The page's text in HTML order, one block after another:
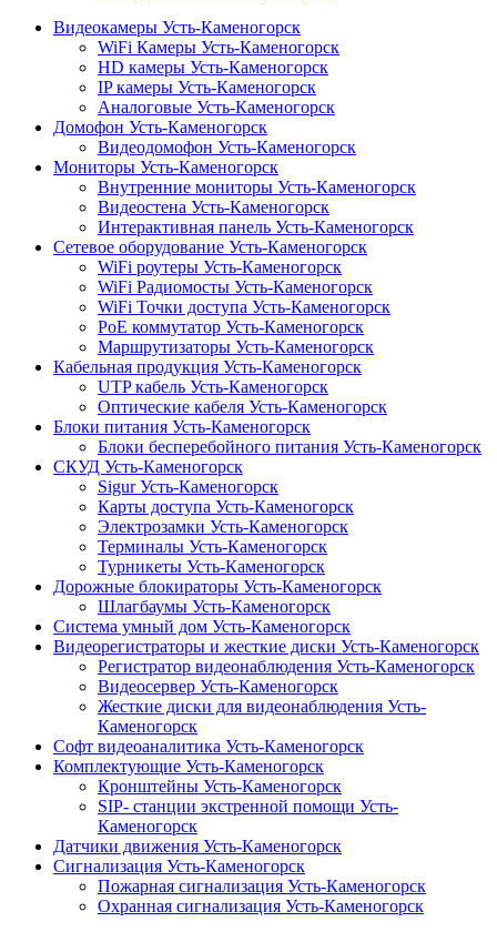
Видеокамеры Усть-Каменогорск
WiFi Камеры Усть-Каменогорск
HD камеры Усть-Каменогорск
IP камеры Усть-Каменогорск
Аналоговые Усть-Каменогорск
Домофон Усть-Каменогорск
Видеодомофон Усть-Каменогорск
Мониторы Усть-Каменогорск
Внутренние мониторы Усть-Каменогорск
Видеостена Усть-Каменогорск
Интерактивная панель Усть-Каменогорск
Сетевое оборудование Усть-Каменогорск
WiFi роутеры Усть-Каменогорск
WiFi Радиомосты Усть-Каменогорск
WiFi Точки доступа Усть-Каменогорск
PoE коммутатор Усть-Каменогорск
Маршрутизаторы Усть-Каменогорск
Кабельная продукция Усть-Каменогорск
UTP кабель Усть-Каменогорск
Оптические кабеля Усть-Каменогорск
Блоки питания Усть-Каменогорск
Блоки бесперебойного питания Усть-Каменогорск
СКУД Усть-Каменогорск
Sigur Усть-Каменогорск
Карты доступа Усть-Каменогорск
Электрозамки Усть-Каменогорск
Терминалы Усть-Каменогорск
Турникеты Усть-Каменогорск
Дорожные блокираторы Усть-Каменогорск
Шлагбаумы Усть-Каменогорск
Система умный дом Усть-Каменогорск
Видеорегистраторы и жесткие диски Усть-Каменогорск
Регистратор видеонаблюдения Усть-Каменогорск
Видеосервер Усть-Каменогорск
Жесткие диски для видеонаблюдения Усть-
Каменогорск
Софт видеоаналитика Усть-Каменогорск
Комплектующие Усть-Каменогорск
Кронштейны Усть-Каменогорск
SIP- станции экстренной помощи Усть-
Каменогорск
Датчики движения Усть-Каменогорск
Сигнализация Усть-Каменогорск
Пожарная сигнализация Усть-Каменогорск
Охранная сигнализация Усть-Каменогорск